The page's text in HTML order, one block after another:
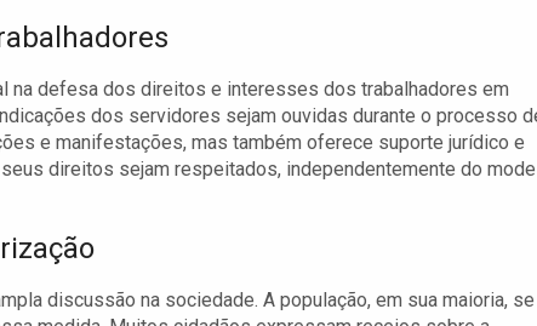
na defesa dos direitos e interesses dos trabalhadores em
dos servidores sejam ouvidas durante o processo
e manifestações, mas também oferece suporte jurídico e
direitos sejam respeitados, independentemente do
discussão na sociedade. A população, em sua maioria, se